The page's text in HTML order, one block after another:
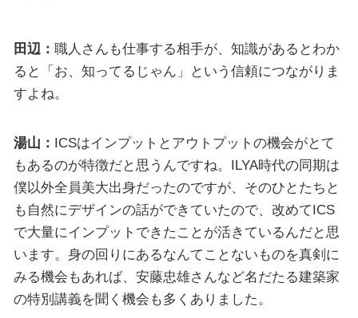
田辺： 職人さんも仕事する相手が、知識があるとわか
ると「お、知ってるじゃん」という信頼につながりま
すよね。
湯山： ICSはインプットとアウトプットの機会がとて
もあるのが特徴だと思うんですね。ILYA時代の同期は
僕以外全員美大出身だったのですが、そのひとたちと
も自然にデザインの話ができていたので、改めてICS
で大量にインプットできたことが活きているんだと思
います。身の回りにあるなんてことないものを真剣に
みる機会もあれば、安藤忠雄さんなど名だたる建築家
の特別講義を聞く機会も多くありました。